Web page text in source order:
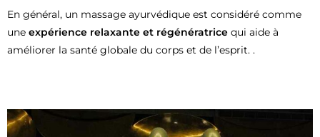
En général, un massage ayurvédique est considéré comme
une expérience relaxante et régénératrice qui aide à
améliorer la santé globale du corps et de l’esprit. .